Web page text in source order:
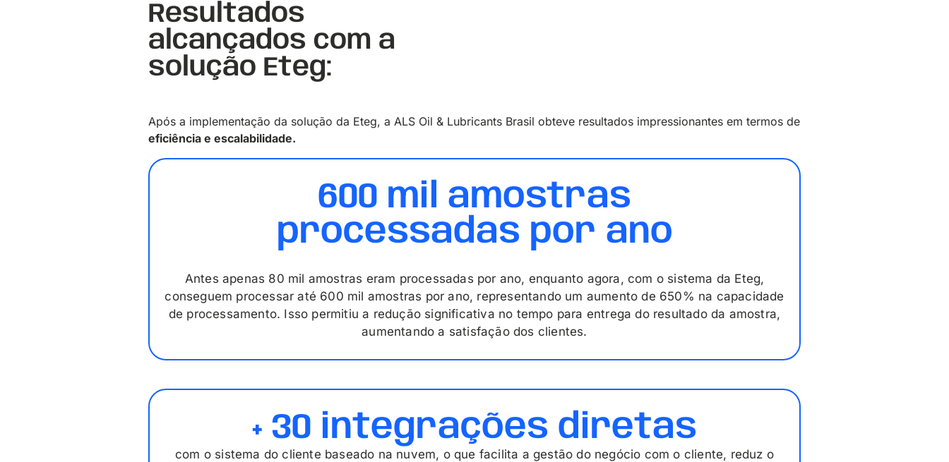
Resultados
alcançados com a
solução Eteg:
Após a implementação da solução da Eteg, a ALS Oil & Lubricants Brasil obteve resultados impressionantes em termos de
eficiência e escalabilidade.
600 mil amostras
processadas por ano
Antes apenas 80 mil amostras eram processadas por ano, enquanto agora, com o sistema da Eteg,
conseguem processar até 600 mil amostras por ano, representando um aumento de 650% na capacidade
de processamento. Isso permitiu a redução significativa no tempo para entrega do resultado da amostra,
aumentando a satisfação dos clientes.
+ 30 integrações diretas
com o sistema do cliente baseado na nuvem, o que facilita a gestão do negócio com o cliente, reduz o